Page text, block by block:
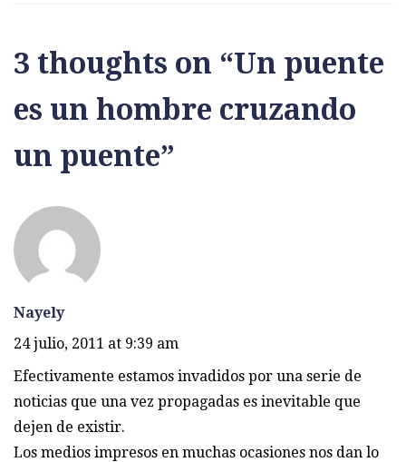
3 thoughts on “Un puente
es un hombre cruzando
un puente”
Nayely
24 julio, 2011 at 9:39 am
Efectivamente estamos invadidos por una serie de
noticias que una vez propagadas es inevitable que
dejen de existir.
Los medios impresos en muchas ocasiones nos dan lo